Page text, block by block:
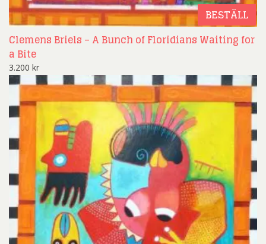
BESTÄLL
Clemens Briels – A Bunch of Floridians Waiting for
a Bite
3.200 kr